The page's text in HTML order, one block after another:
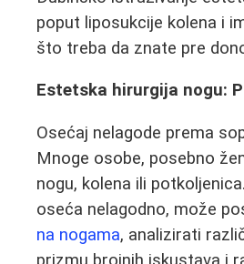
poput liposukcije kolena i
što treba da znate pre
Estetska hirurgija nogu:
Osećaj nelagode prema
Mnoge osobe, posebno
nogu, kolena ili
oseća nelagodno, može
na nogama, analizirati